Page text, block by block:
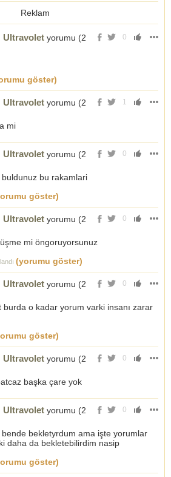
Reklam
0
Ultravolet yorumu (2
göster)
1
Ultravolet yorumu (2
mi
0
Ultravolet yorumu (2
bu rakamlari
göster)
0
Ultravolet yorumu (2
mi öngoruyorsunuz
(yorumu göster)
0
Ultravolet yorumu (2
burda o kadar yorum varki insanı zarar
göster)
0
Ultravolet yorumu (2
başka çare yok
0
Ultravolet yorumu (2
bende bekletyrdum ama işte yorumlar
daha da bekletebilirdim nasip
göster)